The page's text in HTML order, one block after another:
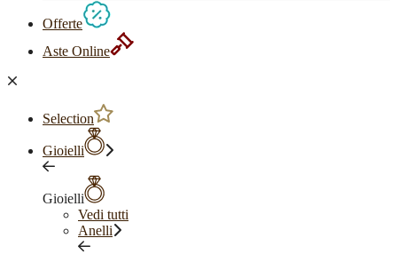
Offerte
Aste Online
Selection
Gioielli
Gioielli
Vedi tutti
Anelli